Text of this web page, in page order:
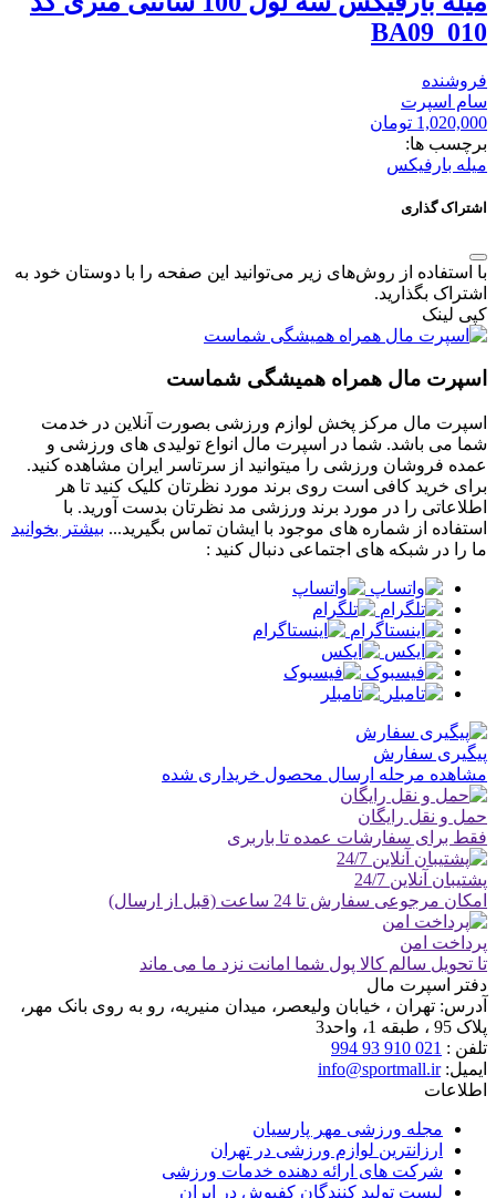
BA09_010
فروشنده
سام اسپرت
1,020,000 تومان
برچسب ها:
میله بارفیکس
اشتراک گذاری
با استفاده از روش‌های زیر می‌توانید این صفحه را با دوستان خود به
اشتراک بگذارید.
کپی لینک
اسپرت مال همراه همیشگی شماست
اسپرت مال مرکز پخش لوازم ورزشی بصورت آنلاین در خدمت
شما می باشد. شما در اسپرت مال انواع تولیدی های ورزشی و
عمده فروشان ورزشی را میتوانید از سرتاسر ایران مشاهده کنید.
برای خرید کافی است روی برند مورد نظرتان کلیک کنید تا هر
اطلاعاتی را در مورد برند ورزشی مد نظرتان بدست آورید. با
استفاده از شماره های موجود با ایشان تماس بگیرید... بیشتر بخوانید
ما را در شبکه های اجتماعی دنبال کنید :
پیگیری سفارش
مشاهده مرحله ارسال محصول خریداری شده
حمل و نقل رایگان
فقط برای سفارشات عمده تا باربری
پشتیبان آنلاین 24/7
امکان مرجوعی سفارش تا 24 ساعت (قبل از ارسال)
پرداخت امن
تا تحویل سالم کالا پول شما امانت نزد ما می ماند
دفتر اسپرت مال
آدرس: تهران ، خیابان ولیعصر، میدان منیریه، رو به روی بانک مهر،
پلاک 95 ، طبقه 1، واحد3
تلفن : 021 910 93 994
ایمیل:info@sportmall.ir
اطلاعات
مجله ورزشی مهر پارسیان
ارزانترین لوازم ورزشی در تهران
شرکت های ارائه دهنده خدمات ورزشی
لیست تولید کنندگان کفپوش در ایران